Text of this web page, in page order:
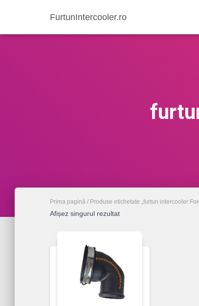
FurtunIntercooler.ro
Prima pagină / Produse etichetate „furtun intercooler
Afișez singurul rezultat